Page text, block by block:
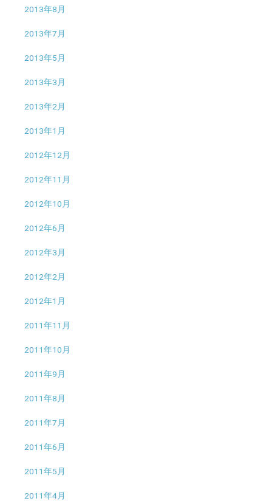
2013年8月
2013年7月
2013年5月
2013年3月
2013年2月
2013年1月
2012年12月
2012年11月
2012年10月
2012年6月
2012年3月
2012年2月
2012年1月
2011年11月
2011年10月
2011年9月
2011年8月
2011年7月
2011年6月
2011年5月
2011年4月